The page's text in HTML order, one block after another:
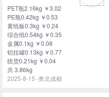
PET瓶2.16kg ￥3.02
PE瓶0.42kg ￥0.53
黄纸板0.3kg ￥0.24
综合纸0.54kg ￥0.35
金属0.1kg ￥0.08
铝拉罐0.13kg ￥0.77
统货0.21kg ￥0.04
共 3.86kg
2025-8-15 -奥北成都